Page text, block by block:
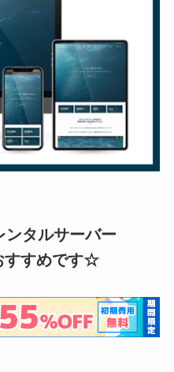
ンタルサーバー
すすめです☆